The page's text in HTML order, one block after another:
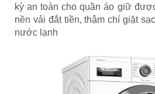
kỳ an toàn cho quần áo giữ
nền vải đắt tiền, thậm chí giặt
nước lạnh